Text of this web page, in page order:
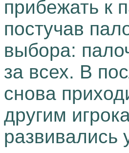
прибежать к
постучав
выбора:
за всех. В
снова
другим
развивались